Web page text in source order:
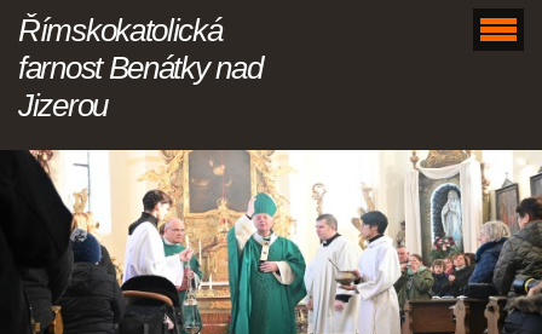
Římskokatolická
farnost Benátky nad
Jizerou